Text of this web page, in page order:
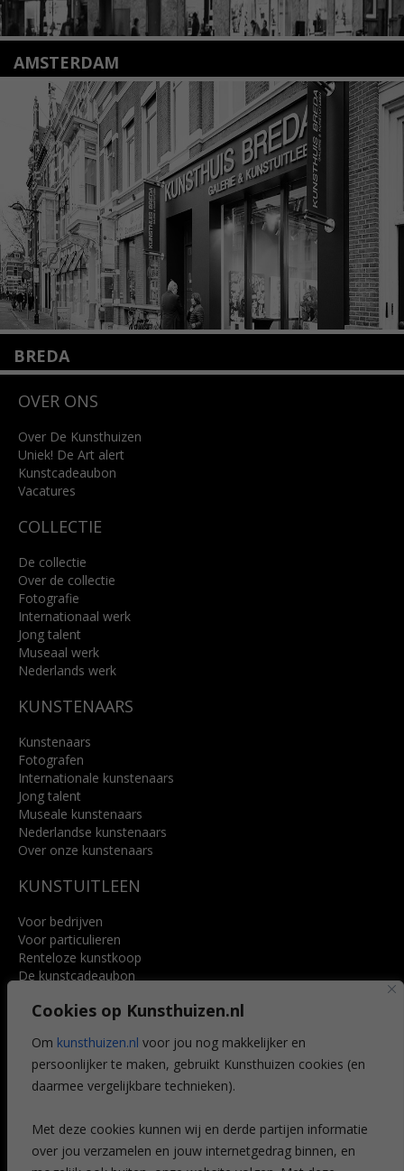
Cookies op Kunsthuizen.nl
Om kunsthuizen.nl voor jou nog makkelijker en
persoonlijker te maken, gebruikt Kunsthuizen cookies (en
daarmee vergelijkbare technieken).
Met deze cookies kunnen wij en derde partijen informatie
over jou verzamelen en jouw internetgedrag binnen, en
AMSTERDAM
Amstelveenseweg 135
1075 VX Amsterdam
+31 (0)20 2332546
info@kunsthuisamsterdam.nl
Lees meer
BREDA
4818 SB Breda
info@kunsthuisbreda.nl
Lees meer
OVER ONS
Over De Kunsthuizen
Uniek! De Art alert
Kunstcadeaubon
Vacatures
COLLECTIE
De collectie
Over de collectie
Fotografie
Internationaal werk
Jong talent
Museaal werk
Nederlands werk
KUNSTENAARS
Kunstenaars
Fotografen
Internationale kunstenaars
Jong talent
Museale kunstenaars
Nederlandse kunstenaars
Over onze kunstenaars
KUNSTUITLEEN
Voor bedrijven
Voor particulieren
Renteloze kunstkoop
De kunstcadeaubon
Voordelen
Veelgestelde vragen
CONTACT
Leiden
Amsterdam